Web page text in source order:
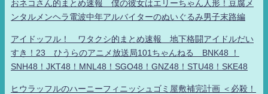
おネコさん的まとめ速報 僕の彼女はエリーちゃん人形！豆腐メ
ンタルメンヘラ電波中年アルバイターのぬいぐるみ男子末路編
アイドッフル！ ワタクシ的まとめ速報 地下格闘アイドルだい
すき！23 ひうらのアニメ放送局101ちゃんねる BNK48 ！
SNH48！JKT48！MNL48！SGO48！GNZ48！STU48！SKE48
ヒウラッフルのハーニーフィニッシュゴミ屋敷補完計画 ＜必殺！